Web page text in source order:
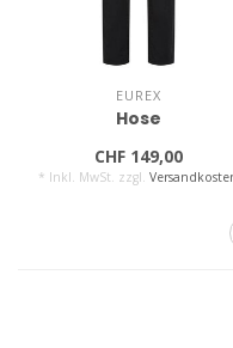
EUREX
Hose
CHF 149,00
* Inkl. MwSt. zzgl.